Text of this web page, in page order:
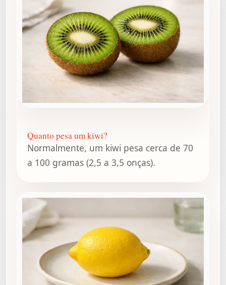
Quanto pesa um kiwi?
Normalmente, um kiwi pesa cerca de 70
a 100 gramas (2,5 a 3,5 onças).